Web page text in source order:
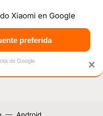
OFERTAS
×
Xiaomi en Google
preferida
de Google